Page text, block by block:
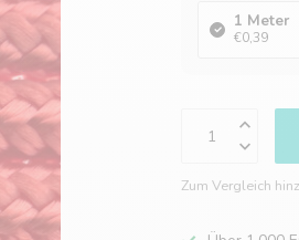
1 Meter
€0,39
Zum Vergleich